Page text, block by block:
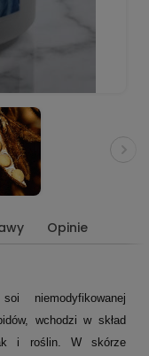
Opinie
niemodyfikowanej
wchodzi w skład
i roślin. W skórze